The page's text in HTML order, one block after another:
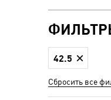
42.5
Сбросить все